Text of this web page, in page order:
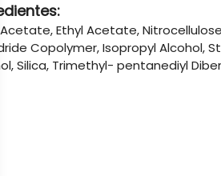
Acetate, Ethyl Acetate,
Copolymer, Isopropyl
Silica, Trimethyl- pentanediyl